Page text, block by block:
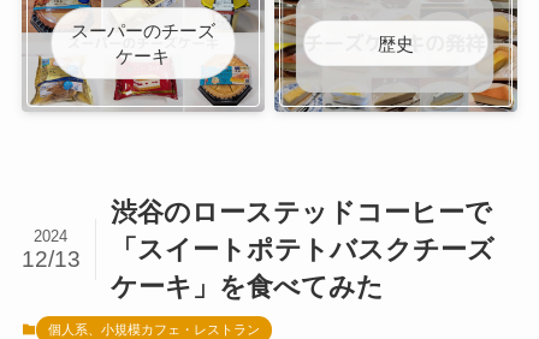
スーパーのチーズ
ケーキ
歴史
渋谷のローステッドコーヒーで
「スイートポテトバスクチーズ
ケーキ」を食べてみた
2024
12/13
個人系、小規模カフェ・レストラン